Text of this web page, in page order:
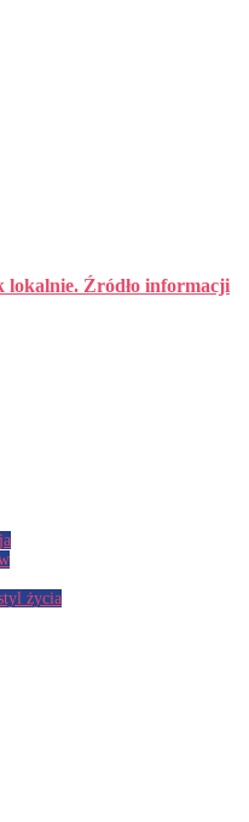
lokalnie. Źródło informacji
życia